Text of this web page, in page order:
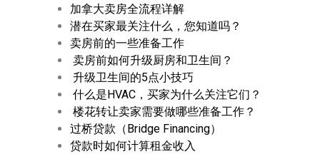
加拿大卖房全流程详解
潜在买家最关注什么，您知道吗？
卖房前的一些准备工作
卖房前如何升级厨房和卫生间？
升级卫生间的5点小技巧
什么是HVAC，买家为什么关注它们？
楼花转让卖家需要做哪些准备工作？
过桥贷款（Bridge Financing）
贷款时如何计算租金收入